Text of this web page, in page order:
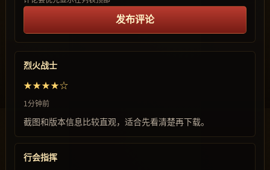
发布评论
烈火战士
★★★★☆
1分钟前
截图和版本信息比较直观，适合先看清楚再下载。
行会指挥